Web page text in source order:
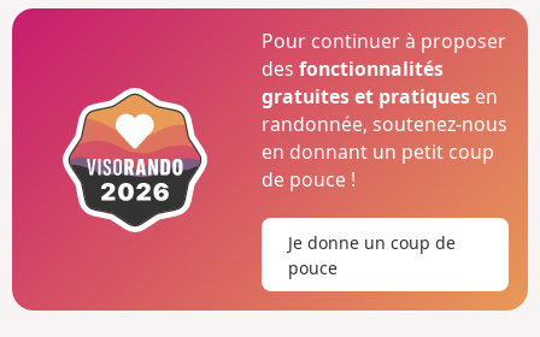
Pour continuer à proposer
desfonctionnalités
gratuites et pratiques en
randonnée, soutenez-nous
en donnant un petit coup
de pouce !
Je donne un coup de
pouce